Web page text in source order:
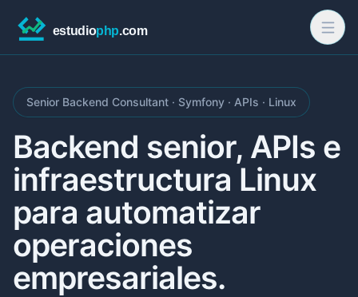
Senior Backend Consultant · Symfony · APIs · Linux
Backend senior, APIs e
infraestructura Linux
para automatizar
operaciones
empresariales.